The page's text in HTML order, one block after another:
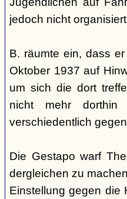
jedoch nicht
B. räumte ein, dass
Oktober 1937 auf
um sich die dort
nicht mehr
verschiedentlich
Die Gestapo warf
dergleichen zu
Einstellung gegen die